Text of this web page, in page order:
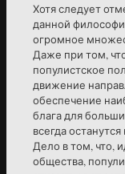
Хотя следует
данной
огромное
Даже при том,
популистское
движение
обеспечение
блага для
всегда
Дело в том, что,
общества,